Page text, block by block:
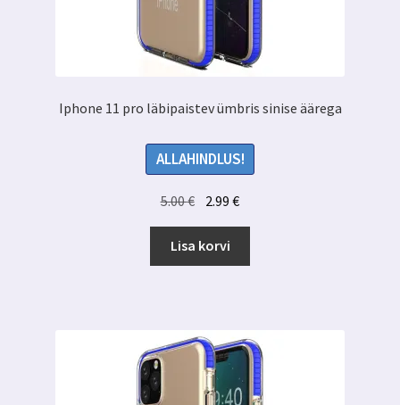
Iphone 11 pro läbipaistev ümbris sinise äärega
ALLAHINDLUS!
5.00€ Algne
oli:
5.00 €.
2.99€Praegune
2.99 €.
Lisa korvi